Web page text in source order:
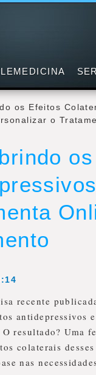
os Efeitos
o
recente
antidepressivos
resultado? Uma
colaterais
nas